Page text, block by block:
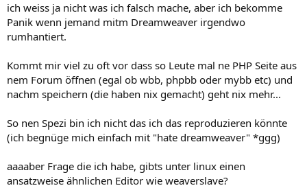
ich weiss ja nicht was ich falsch mache, aber ich bekomme
Panik wenn jemand mitm Dreamweaver irgendwo
rumhantiert.
Kommt mir viel zu oft vor dass so Leute mal ne PHP Seite aus
nem Forum öffnen (egal ob wbb, phpbb oder mybb etc) und
nachm speichern (die haben nix gemacht) geht nix mehr...
So nen Spezi bin ich nicht das ich das reproduzieren könnte
(ich begnüge mich einfach mit "hate dreamweaver" *ggg)
aaaaber Frage die ich habe, gibts unter linux einen
ansatzweise ähnlichen Editor wie weaverslave?